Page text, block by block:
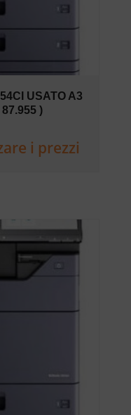
USATO A3
)
i prezzi